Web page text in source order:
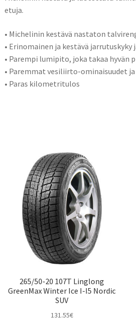
etuja.
• Michelinin kestävä nastaton
• Erinomainen ja kestävä jarrutuskyky
• Parempi lumipito, joka takaa hyvän
• Paremmat vesiliirto-ominaisuudet
• Paras kilometritulos
265/50-20 107T Linglong
GreenMax Winter Ice I-I5 Nordic
SUV
131.55€